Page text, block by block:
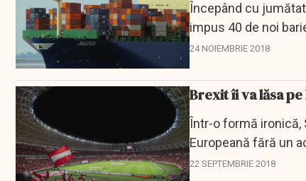
Începând cu
impus 40 de noi
dolari, a...
24 NOIEMBRIE 2018
Brexit îi va lăsa
Într-o formă ironică,
Europeană fără un
de pierdut...
22 SEPTEMBRIE 2018